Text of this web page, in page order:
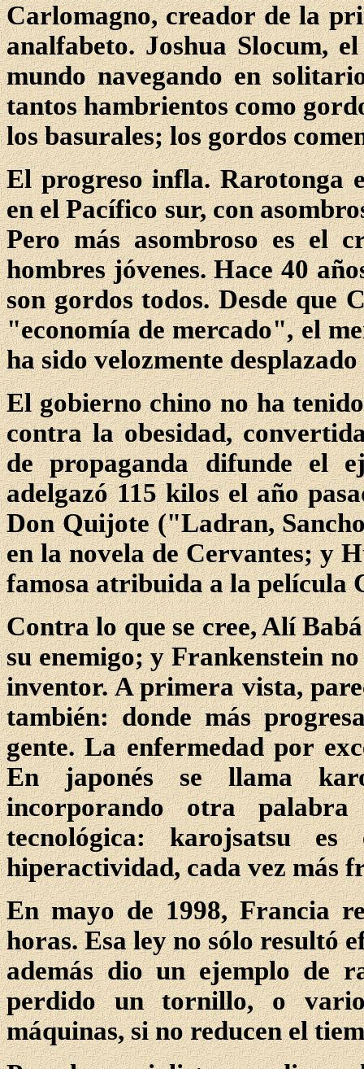
Carlomagno, creador de la
analfabeto. Joshua Slocum,
mundo navegando en
tantos hambrientos como
los basurales; los gordos
El progreso infla. Rarotonga
en el Pacífico sur, con
Pero más asombroso es el
hombres jóvenes. Hace 40
son gordos todos. Desde que
"economía de mercado", el
ha sido velozmente
El gobierno chino no ha
contra la obesidad,
de propaganda difunde el
adelgazó 115 kilos el año
Don Quijote ("Ladran,
en la novela de Cervantes; y
famosa atribuida a la película
Contra lo que se cree, Alí
su enemigo; y Frankenstein
inventor. A primera vista,
también: donde más
gente. La enfermedad por
En japonés se llama
incorporando otra
tecnológica: karojsatsu
hiperactividad, cada vez más
En mayo de 1998, Francia
horas. Esa ley no sólo resultó
además dio un ejemplo de
perdido un tornillo, o
máquinas, si no reducen el